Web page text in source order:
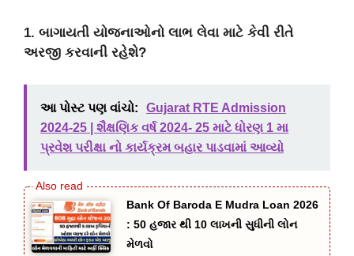
1. બાગાયતી યોજનાઓનો લાભ લેવા માટે કેવી રીતે
અરજી કરવાની રહેશે?
આ પોસ્ટ પણ વાંચો:
Gujarat RTE Admission
2024-25 | શૈક્ષણિક વર્ષ 2024- 25 માટે ધોરણ 1 મા
પ્રવેશ પરીક્ષા નો કાર્યક્રમ બહાર પાડવામાં આવ્યો
Bank Of Baroda E Mudra Loan 2026
: 50 હજાર થી 10 લાખની સુધીની લોન
મેળવો